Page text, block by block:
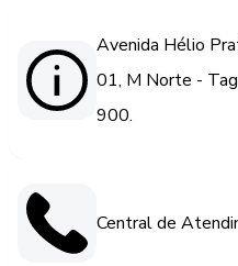
Avenida Hélio
01, M Norte -
900.
Central de